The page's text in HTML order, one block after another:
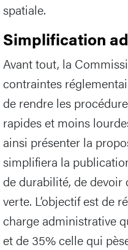
spatiale.
Simplification
Avant tout, la
contraintes
de rendre les
rapides et moins
ainsi présenter la
simplifiera la
de durabilité, de
verte. L’objectif est de
charge administrative
et de 35% celle qui